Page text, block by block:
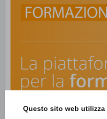
Questo sito web